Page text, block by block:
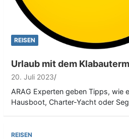
REISEN
Urlaub mit dem
20. Juli 2023
ARAG Experten geben Tipps, wie
Hausboot, Charter-Yacht oder
REISEN